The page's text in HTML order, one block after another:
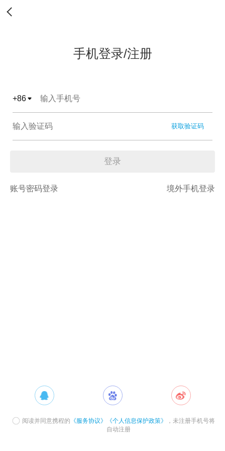
手机登录/注册
+86
获取验证码
登录
账号密码登录 境外手机登录
阅读并同意携程的 《服务协议》 《个人信息保护政策》
，未注册手机号将
自动注册